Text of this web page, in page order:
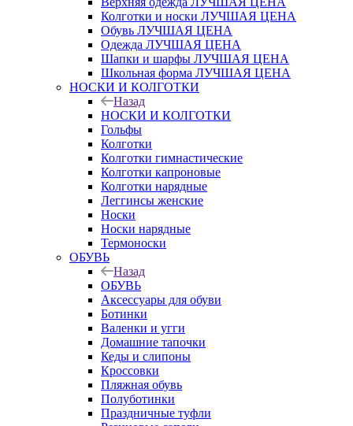
Колготки и носки ЛУЧШАЯ ЦЕНА
Обувь ЛУЧШАЯ ЦЕНА
Одежда ЛУЧШАЯ ЦЕНА
Шапки и шарфы ЛУЧШАЯ ЦЕНА
Школьная форма ЛУЧШАЯ ЦЕНА
НОСКИ И КОЛГОТКИ
Назад
НОСКИ И КОЛГОТКИ
Гольфы
Колготки
Колготки гимнастические
Колготки капроновые
Колготки нарядные
Леггинсы женские
Носки
Носки нарядные
Термоноски
ОБУВЬ
Назад
ОБУВЬ
Аксессуары для обуви
Ботинки
Валенки и угги
Домашние тапочки
Кеды и слипоны
Кроссовки
Пляжная обувь
Полуботинки
Праздничные туфли